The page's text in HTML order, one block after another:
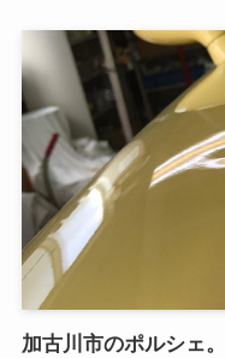
加古川市のポルシェ